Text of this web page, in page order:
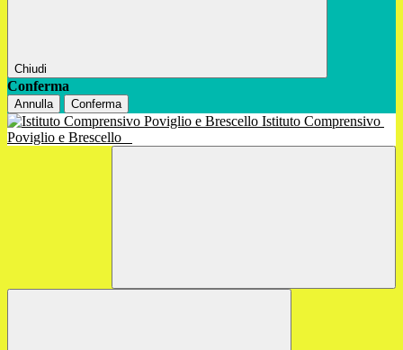
Chiudi
Conferma
Annulla Conferma
Istituto Comprensivo
Poviglio e Brescello